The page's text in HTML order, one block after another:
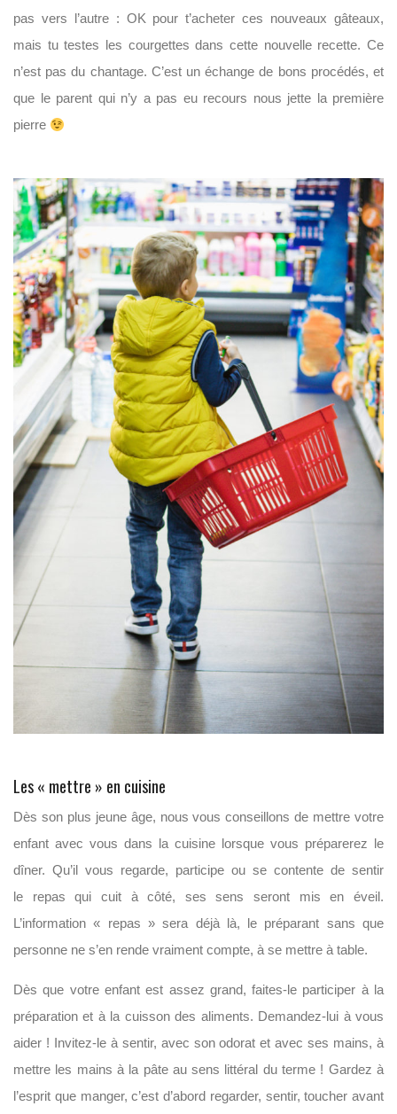
pas vers l’autre : OK pour t’acheter ces nouveaux gâteaux,
mais tu testes les courgettes dans cette nouvelle recette. Ce
n’est pas du chantage. C’est un échange de bons procédés, et
que le parent qui n’y a pas eu recours nous jette la première
pierre
Les « mettre » en cuisine
Dès son plus jeune âge, nous vous conseillons de mettre votre
enfant avec vous dans la cuisine lorsque vous préparerez le
dîner. Qu’il vous regarde, participe ou se contente de sentir
le repas qui cuit à côté, ses sens seront mis en éveil.
L’information « repas » sera déjà là, le préparant sans que
personne ne s’en rende vraiment compte, à se mettre à table.
Dès que votre enfant est assez grand, faites-le participer à la
préparation et à la cuisson des aliments. Demandez-lui à vous
aider ! Invitez-le à sentir, avec son odorat et avec ses mains, à
mettre les mains à la pâte au sens littéral du terme ! Gardez à
l’esprit que manger, c’est d’abord regarder, sentir, toucher avant